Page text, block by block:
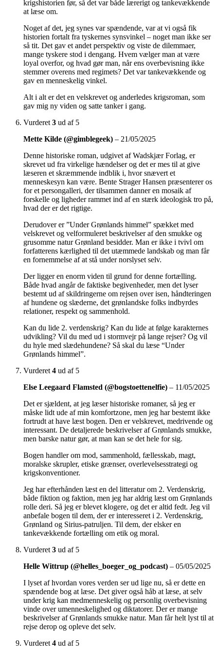
krigshistorien før, så det var både lærerigt og tankevækkende
at læse om.
Noget af det, jeg synes var spændende, var at vi også fik
historien fortalt fra tyskernes synsvinkel – noget man ikke ser
så tit. Det gav et andet perspektiv og viste de dilemmaer,
mange tyskere stod i dengang. Hvem vælger man at være
loyal overfor, og hvad gør man, når ens overbevisning ikke
stemmer overens med regimets? Det var tankevækkende og
gav en menneskelig vinkel.
Alt i alt er det en velskrevet og anderledes krigsroman, som
gav mig ny viden og satte tanker i gang.
Vurderet 3 ud af 5
Mette Kilde (@gimblegeek) – 21/05/2025
Denne historiske roman, udgivet af Wadskjær Forlag, er
skrevet ud fra virkelige hændelser og det er mes til at give
læseren et skræmmende indblik i, hvor snævert et
menneskesyn kan være. Bente Strager Hansen præsenterer os
for et persongalleri, der tilsammen danner en mosaik af
forskelle og ligheder rammet ind af en stærk ideologisk tro på,
hvad der er det rigtige.
Derudover er ”Under Grønlands himmel” spækket med
velskrevet og velformuleret beskrivelser af den smukke og
grusomme natur Grønland besidder. Man er ikke i tvivl om
forfatterens kærlighed til det utæmmede landskab og man får
en fornemmelse af at stå under norslyset selv.
Der ligger en enorm viden til grund for denne fortælling.
Både hvad angår de faktiske begivenheder, men det lyser
bestemt ud af skildringerne om rejsen over isen, håndteringen
af hundene og slæderne, det grønlandske folks indbyrdes
relationer, respekt og sammenhold.
Kan du lide 2. verdenskrig? Kan du lide at følge karakternes
udvikling? Vil du med ud i stormvejr på lange rejser? Og vil
du hyle med slædehundene? Så skal du læse “Under
Grønlands himmel”.
Vurderet 4 ud af 5
Else Leegaard Flamsted (@bogstoettenelfie) – 11/05/2025
Det er sjældent, at jeg læser historiske romaner, så jeg er
måske lidt ude af min komfortzone, men jeg har bestemt ikke
fortrudt at have læst bogen. Den er velskrevet, medrivende og
interessant. De detaljerede beskrivelser af Grønlands smukke,
men barske natur gør, at man kan se det hele for sig.
Bogen handler om mod, sammenhold, fællesskab, magt,
moralske skrupler, etiske grænser, overlevelsesstrategi og
krigskonventioner.
Jeg har efterhånden læst en del litteratur om 2. Verdenskrig,
både fiktion og faktion, men jeg har aldrig læst om Grønlands
rolle deri. Så jeg er blevet klogere, og det er altid fedt. Jeg vil
anbefale bogen til dem, der er interesseret i 2. Verdenskrig,
Grønland og Sirius-patruljen. Til dem, der elsker en
tankevækkende fortælling om etik og moral.
Vurderet 3 ud af 5
Helle Wittrup (@helles_boeger_og_podcast) – 05/05/2025
I lyset af hvordan vores verden ser ud lige nu, så er dette en
spændende bog at læse. Det giver også håb at læse, at selv
under krig kan medmenneskelig og personlig overbevisning
vinde over umenneskelighed og diktatorer. Der er mange
beskrivelser af Grønlands smukke natur. Man får helt lyst til at
rejse derop og opleve det selv.
Vurderet 4 ud af 5